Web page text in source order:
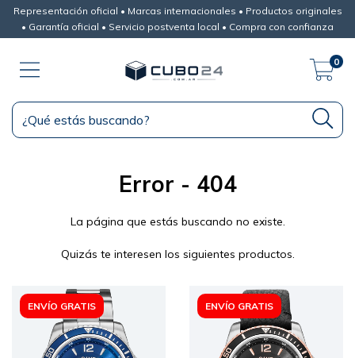
Representación oficial • Marcas internacionales • Productos originales
• Garantía oficial • Servicio postventa local • Compra con confianza
0
Error - 404
La página que estás buscando no existe.
Quizás te interesen los siguientes productos.
ENVÍO GRATIS ENVÍO GRATIS